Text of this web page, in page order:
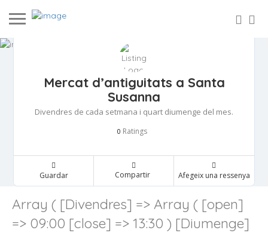
Mercat d’antiguitats a Santa
Susanna
Divendres de cada setmana i quart diumenge del mes.
0 Ratings
Guardar Compartir Afegeix una ressenya
Array ( [Divendres] => Array ( [open]
=> 09:00 [close] => 13:30 ) [Diumenge]